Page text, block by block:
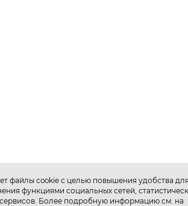
файлы cookie с целью повышения удобства
функциями социальных сетей,
Более подробную информацию см. на